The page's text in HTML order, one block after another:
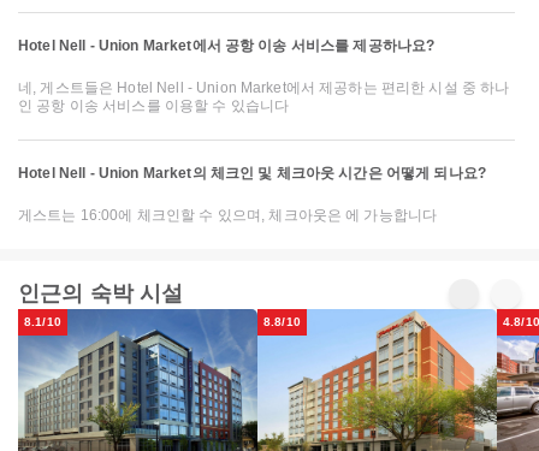
Hotel Nell - Union Market에서 공항 이송 서비스를 제공하나요?
네, 게스트들은 Hotel Nell - Union Market에서 제공하는 편리한 시설 중 하나
인 공항 이송 서비스를 이용할 수 있습니다
Hotel Nell - Union Market의 체크인 및 체크아웃 시간은 어떻게 되나요?
게스트는 16:00에 체크인할 수 있으며, 체크아웃은 에 가능합니다
인근의 숙박 시설
8.1/10 8.8/10 4.8/10